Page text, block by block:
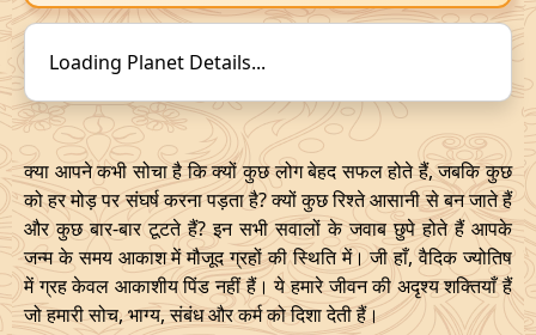
Loading Planet Details...
क्या आपने कभी सोचा है कि क्यों कुछ लोग बेहद सफल होते हैं, जबकि कुछ
को हर मोड़ पर संघर्ष करना पड़ता है? क्यों कुछ रिश्ते आसानी से बन जाते हैं
और कुछ बार-बार टूटते हैं? इन सभी सवालों के जवाब छुपे होते हैं आपके
जन्म के समय आकाश में मौजूद ग्रहों की स्थिति में। जी हाँ, वैदिक ज्योतिष
में ग्रह केवल आकाशीय पिंड नहीं हैं। ये हमारे जीवन की अदृश्य शक्तियाँ हैं
जो हमारी सोच, भाग्य, संबंध और कर्म को दिशा देती हैं।